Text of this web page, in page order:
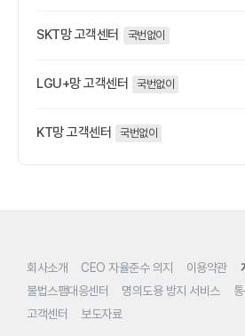
SKT망 고객센터
LGU+망 고객센터
KT망 고객센터
회사소개 CEO 자율준수 의지 이용약관
불법스팸대응센터
명의도용 방지 서비스
고객센터
보도자료